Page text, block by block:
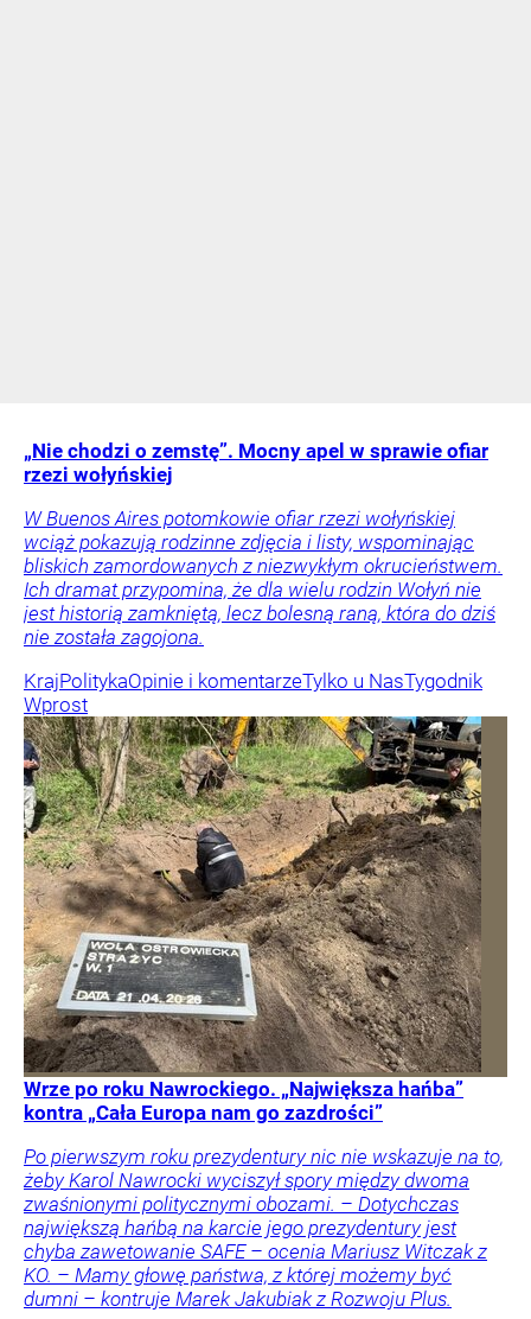
„Nie chodzi o zemstę”. Mocny apel w sprawie ofiar
rzezi wołyńskiej
W Buenos Aires potomkowie ofiar rzezi wołyńskiej
wciąż pokazują rodzinne zdjęcia i listy, wspominając
bliskich zamordowanych z niezwykłym okrucieństwem.
Ich dramat przypomina, że dla wielu rodzin Wołyń nie
jest historią zamkniętą, lecz bolesną raną, która do dziś
nie została zagojona.
KrajPolitykaOpinie i komentarzeTylko u NasTygodnik
Wprost
Wrze po roku Nawrockiego. „Największa hańba”
kontra „Cała Europa nam go zazdrości”
Po pierwszym roku prezydentury nic nie wskazuje na to,
żeby Karol Nawrocki wyciszył spory między dwoma
zwaśnionymi politycznymi obozami. – Dotychczas
największą hańbą na karcie jego prezydentury jest
chyba zawetowanie SAFE – ocenia Mariusz Witczak z
KO. – Mamy głowę państwa, z której możemy być
dumni – kontruje Marek Jakubiak z Rozwoju Plus.